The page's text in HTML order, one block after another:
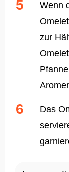
Wenn
zur
Das